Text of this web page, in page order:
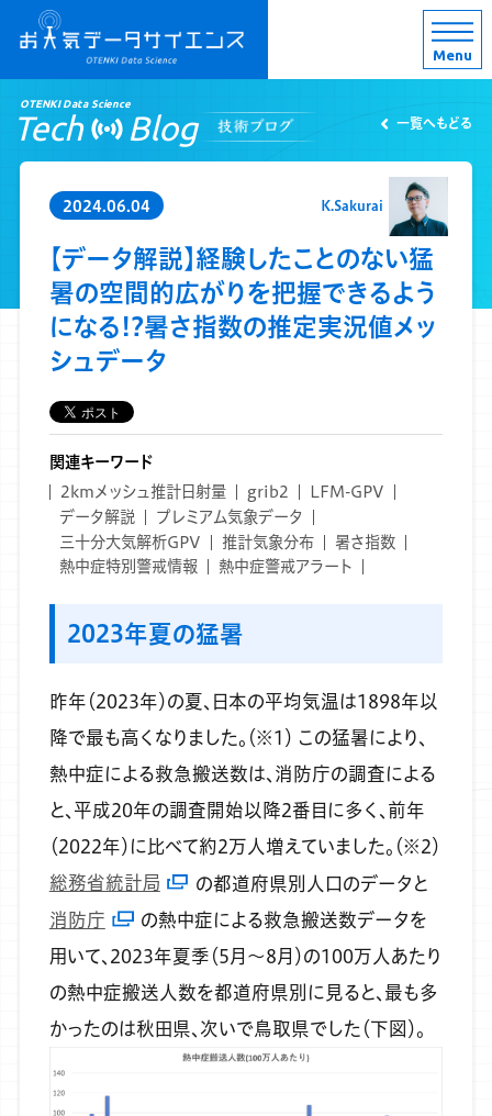
Menu
OTENKI Data Science
Tech Blog 一覧へもどる
2024.06.04 K.Sakurai
【データ解説】経験したことのない猛
暑の空間的広がりを把握できるよう
になる!?暑さ指数の推定実況値メッ
シュデータ
関連キーワード
2kmメッシュ推計日射量 grib2
LFM-GPV
データ解説
プレミアム気象データ
三十分大気解析GPV
推計気象分布
暑さ指数
熱中症特別警戒情報
熱中症警戒アラート
2023年夏の猛暑
昨年（2023年）の夏、日本の平均気温は1898年以
降で最も高くなりました。（※1） この猛暑により、
熱中症による救急搬送数は、消防庁の調査による
と、平成20年の調査開始以降2番目に多く、前年
（2022年）に比べて約2万人増えていました。（※2）
総務省統計局
の都道府県別人口のデータと
消防庁
の熱中症による救急搬送数データを
用いて、2023年夏季（5月～8月）の100万人あたり
の熱中症搬送人数を都道府県別に見ると、最も多
かったのは秋田県、次いで鳥取県でした（下図）。